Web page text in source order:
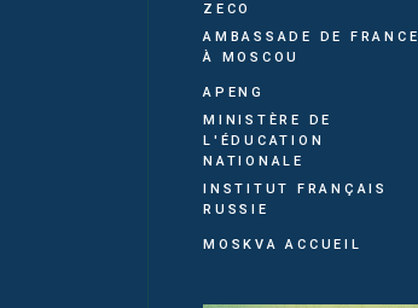
ZECO
AMBASSADE DE FRANCE
À MOSCOU
APENG
MINISTÈRE DE
L'ÉDUCATION
NATIONALE
INSTITUT FRANÇAIS
RUSSIE
MOSKVA ACCUEIL